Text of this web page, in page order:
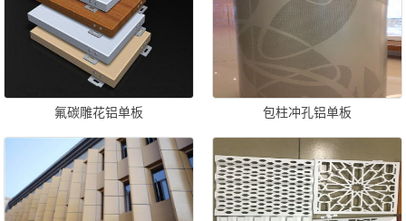
氟碳雕花铝单板 包柱冲孔铝单板